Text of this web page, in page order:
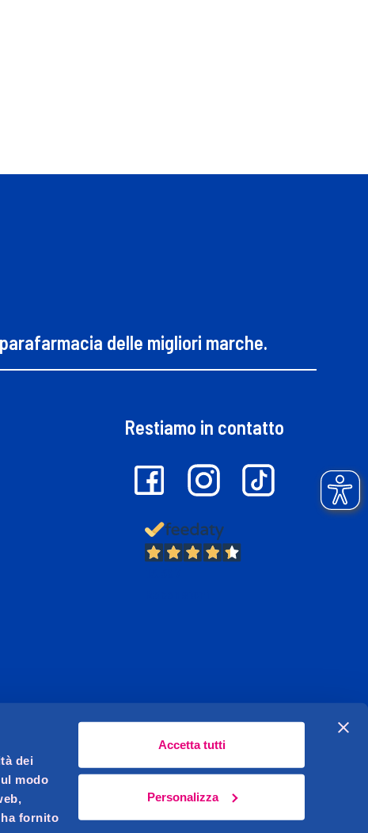
dei
modo
fornito
Accetta tutti
Personalizza
delle migliori marche.
Restiamo in contatto